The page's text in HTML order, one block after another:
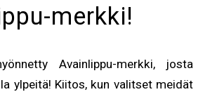
merkki!
Avainlippu-merkki, josta
ylpeitä! Kiitos, kun valitset meidät